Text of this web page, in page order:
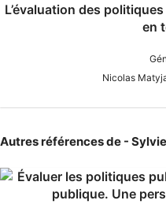
L’évaluation des
en
Nicolas
Autres références de -